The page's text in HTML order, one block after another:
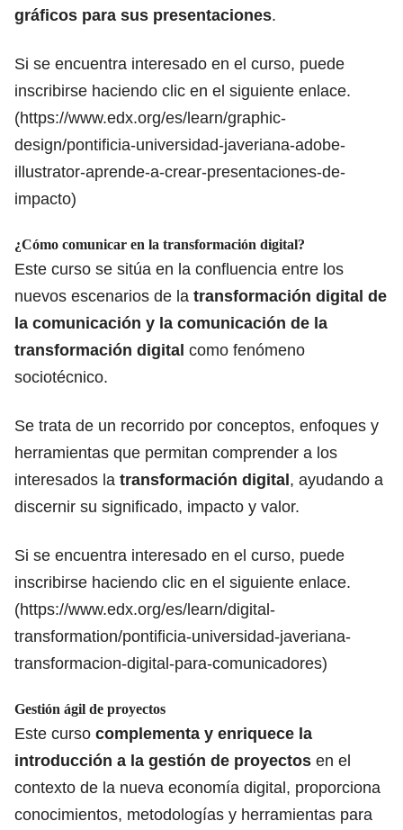
gráficos para sus presentaciones.
Si se encuentra interesado en el curso, puede
inscribirse haciendo clic en el siguiente enlace.
(https://www.edx.org/es/learn/graphic-
design/pontificia-universidad-javeriana-adobe-
illustrator-aprende-a-crear-presentaciones-de-
impacto)
¿Cómo comunicar en la transformación digital?
Este curso se sitúa en la confluencia entre los
nuevos escenarios de la transformación digital de
la comunicación y la comunicación de la
transformación digital como fenómeno
sociotécnico.
Se trata de un recorrido por conceptos, enfoques y
herramientas que permitan comprender a los
interesados la transformación digital, ayudando a
discernir su significado, impacto y valor.
Si se encuentra interesado en el curso, puede
inscribirse haciendo clic en el siguiente enlace.
(https://www.edx.org/es/learn/digital-
transformation/pontificia-universidad-javeriana-
transformacion-digital-para-comunicadores)
Gestión ágil de proyectos
Este curso complementa y enriquece la
introducción a la gestión de proyectos en el
contexto de la nueva economía digital, proporciona
conocimientos, metodologías y herramientas para